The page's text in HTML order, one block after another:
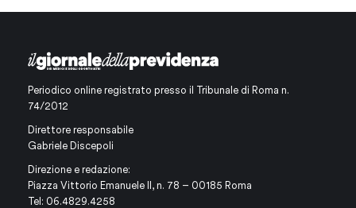
Periodico online registrato presso il Tribunale di Roma n.
74/2012
Direttore responsabile
Gabriele Discepoli
Direzione e redazione:
Piazza Vittorio Emanuele II, n. 78 – 00185 Roma
Tel: 06.4829.4258